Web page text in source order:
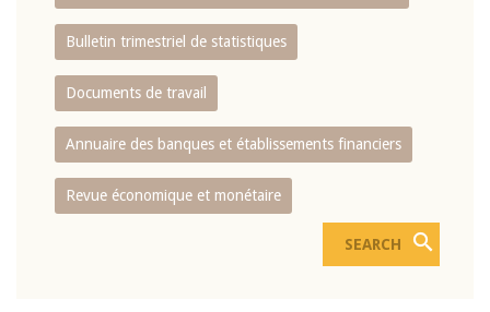
Bulletin trimestriel de statistiques
Documents de travail
Annuaire des banques et établissements financiers
Revue économique et monétaire